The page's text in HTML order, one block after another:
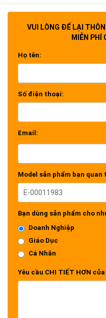
VUI LÒNG ĐỂ LẠI
MIỄN PHÍ
Họ tên:
Số điện thoại:
Email:
Model sản phẩm bạn quan
Bạn dùng sản phẩm cho
Doanh Nghiệp
Giáo Dục
Cá Nhân
Yêu cầu CHI TIẾT HƠN